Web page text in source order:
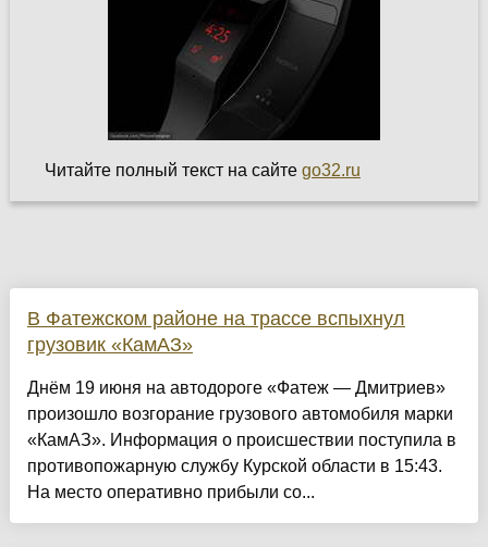
Читайте полный текст на сайте go32.ru
В Фатежском районе на трассе вспыхнул
грузовик «КамАЗ»
Днём 19 июня на автодороге «Фатеж — Дмитриев»
произошло возгорание грузового автомобиля марки
«КамАЗ». Информация о происшествии поступила в
противопожарную службу Курской области в 15:43.
На место оперативно прибыли со...